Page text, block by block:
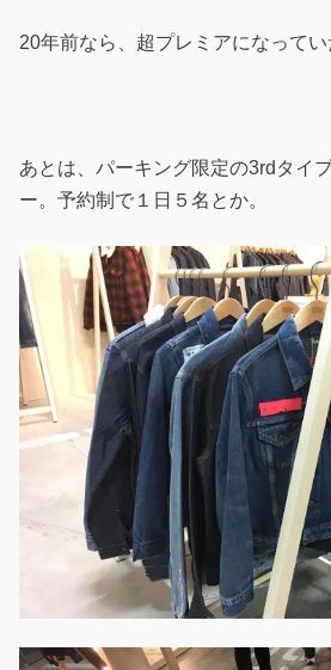
20年前なら、超プレミアになってい
あとは、パーキング限定の3rdタイ
ー。予約制で１日５名とか。